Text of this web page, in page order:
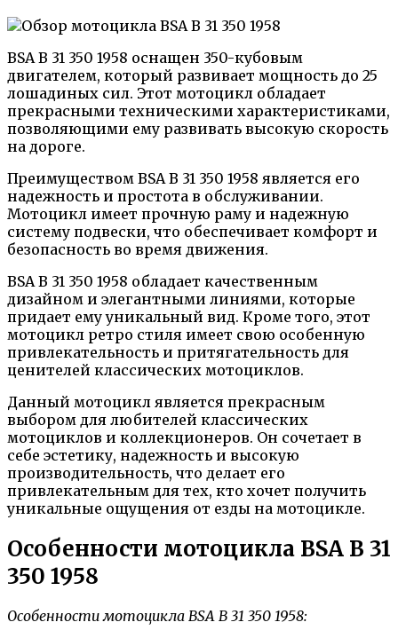
BSA B 31 350 1958 оснащен 350-кубовым
двигателем, который развивает мощность до 25
лошадиных сил. Этот мотоцикл обладает
прекрасными техническими характеристиками,
позволяющими ему развивать высокую скорость
на дороге.
Преимуществом BSA B 31 350 1958 является его
надежность и простота в обслуживании.
Мотоцикл имеет прочную раму и надежную
систему подвески, что обеспечивает комфорт и
безопасность во время движения.
BSA B 31 350 1958 обладает качественным
дизайном и элегантными линиями, которые
придает ему уникальный вид. Кроме того, этот
мотоцикл ретро стиля имеет свою особенную
привлекательность и притягательность для
ценителей классических мотоциклов.
Данный мотоцикл является прекрасным
выбором для любителей классических
мотоциклов и коллекционеров. Он сочетает в
себе эстетику, надежность и высокую
производительность, что делает его
привлекательным для тех, кто хочет получить
уникальные ощущения от езды на мотоцикле.
Особенности мотоцикла BSA B 31
350 1958
Особенности мотоцикла BSA B 31 350 1958: